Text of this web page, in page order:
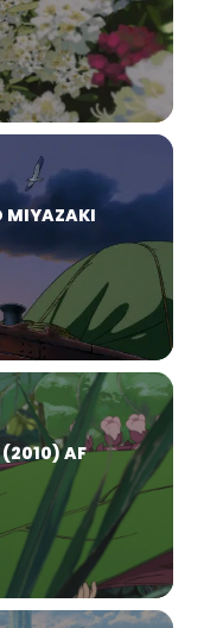
MIYAZAKI
(2010) AF